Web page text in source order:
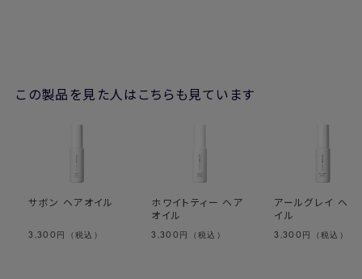
この製品を見た人はこちらも見ています
サボン ヘアオイル
3,300 円（税込）
ホワイトティー ヘア
オイル
3,300 円（税込）
アールグレイ ヘア
イル
3,300 円（税込）